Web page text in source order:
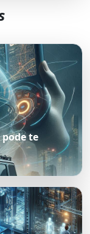
pode te